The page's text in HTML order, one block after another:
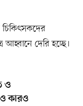
চিকিৎসকদের
আহ্বানে দেরি হচ্ছে।
ও
কারও